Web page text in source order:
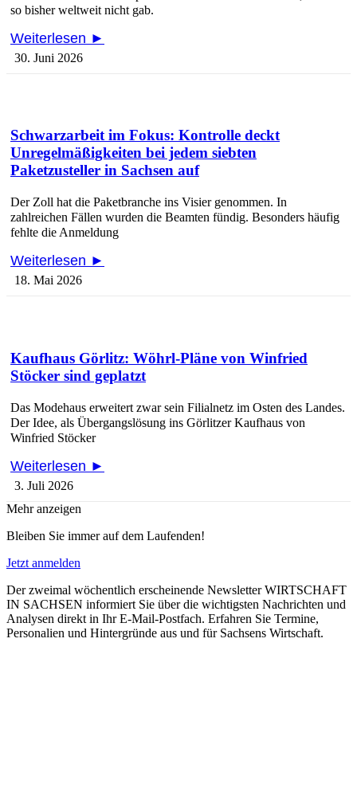
so bisher weltweit nicht gab.
Weiterlesen ►
30. Juni 2026
Schwarzarbeit im Fokus: Kontrolle deckt
Unregelmäßigkeiten bei jedem siebten
Paketzusteller in Sachsen auf
Der Zoll hat die Paketbranche ins Visier genommen. In
zahlreichen Fällen wurden die Beamten fündig. Besonders häufig
fehlte die Anmeldung
Weiterlesen ►
18. Mai 2026
Kaufhaus Görlitz: Wöhrl-Pläne von Winfried
Stöcker sind geplatzt
Das Modehaus erweitert zwar sein Filialnetz im Osten des Landes.
Der Idee, als Übergangslösung ins Görlitzer Kaufhaus von
Winfried Stöcker
Weiterlesen ►
3. Juli 2026
Mehr anzeigen
Bleiben Sie immer auf dem Laufenden!
Jetzt anmelden
Der zweimal wöchentlich erscheinende Newsletter WIRTSCHAFT
IN SACHSEN informiert Sie über die wichtigsten Nachrichten und
Analysen direkt in Ihr E-Mail-Postfach. Erfahren Sie Termine,
Personalien und Hintergründe aus und für Sachsens Wirtschaft.